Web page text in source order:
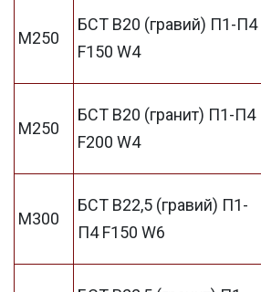
М250
БСТ В20 (гравий) П1-П4
F150 W4
М250
БСТ В20 (гранит) П1-П4
F200 W4
М300
БСТ В22,5 (гравий) П1-
П4 F150 W6